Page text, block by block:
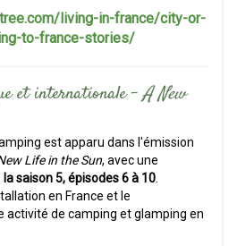
living-in-france/city-or-
to-france-stories/
et internationale –A New
est apparu dans l'émission
Life in the Sun, avec une
la saison 5, épisodes 6 à 10.
en France et le
activité de camping et glamping en